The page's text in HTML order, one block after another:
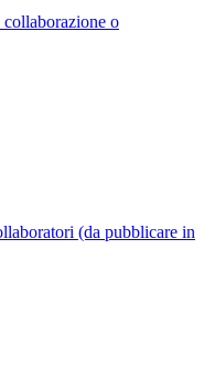
o
(da pubblicare in